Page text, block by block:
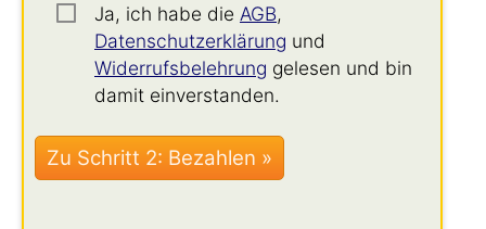
Ja, ich habe die AGB,
Datenschutzerklärung und
Widerrufsbelehrung gelesen und bin
damit einverstanden.